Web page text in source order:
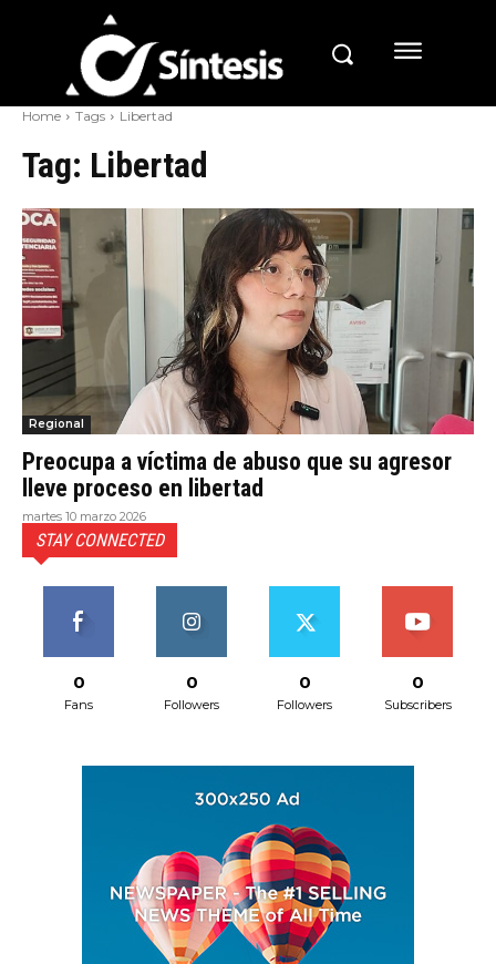
Home Tags Libertad
Tag: Libertad
Regional
Preocupa a víctima de abuso que su agresor
lleve proceso en libertad
martes 10 marzo 2026
STAY CONNECTED
0
Fans
0
Followers
0
Followers
0
Subscribers